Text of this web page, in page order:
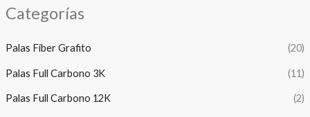
Categorías
Palas Fiber Grafito (20)
Palas Full Carbono 3K (11)
Palas Full Carbono 12K (2)